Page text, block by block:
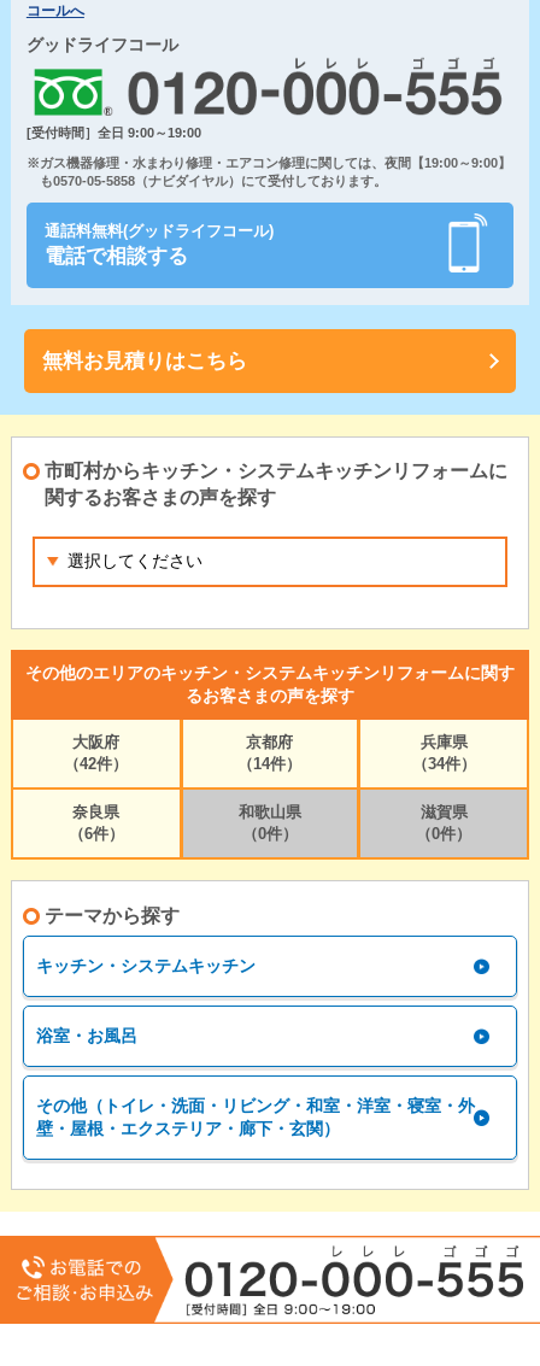
コールへ
グッドライフコール
[受付時間］全日 9:00～19:00
※ガス機器修理・水まわり修理・エアコン修理に関しては、夜間【19:00～9:00】
も0570-05-5858（ナビダイヤル）にて受付しております。
通話料無料(グッドライフコール)
電話で相談する
無料お見積りはこちら
市町村からキッチン・システムキッチンリフォームに
関するお客さまの声を探す
その他のエリアのキッチン・システムキッチンリフォームに関す
るお客さまの声を探す
大阪府
（42件）
京都府
（14件）
兵庫県
（34件）
奈良県
（6件）
和歌山県
（0件）
滋賀県
（0件）
テーマから探す
キッチン・システムキッチン
浴室・お風呂
その他（トイレ・洗面・リビング・和室・洋室・寝室・外
壁・屋根・エクステリア・廊下・玄関）